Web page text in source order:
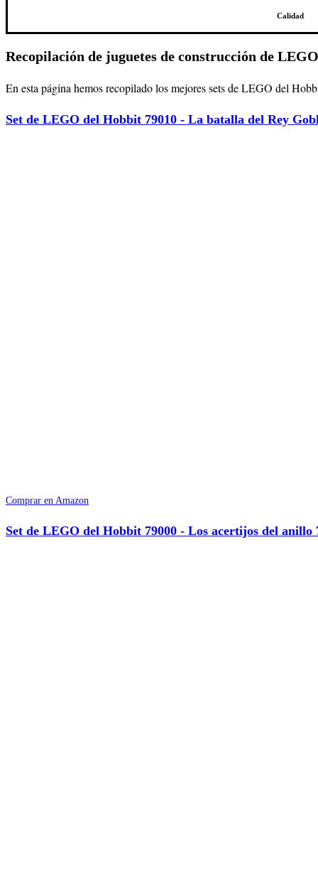
Calidad
Recopilación de juguetes de construcción de
En esta página hemos recopilado los mejores sets de LEGO del
Set de LEGO del Hobbit 79010 - La batalla del Rey
Comprar en Amazon
Set de LEGO del Hobbit 79000 - Los acertijos del anillo